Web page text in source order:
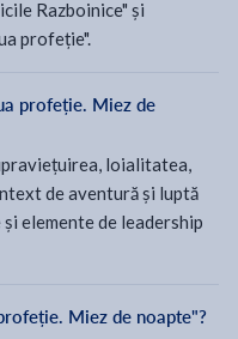
Razboinice" și
profeție".
profeție. Miez de
loialitatea,
de aventură și luptă
elemente de leadership
Miez de noapte"?